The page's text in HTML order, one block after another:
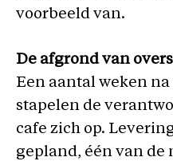
voorbeeld van.
De afgrond van
Een aantal weken
stapelen de
cafe zich op.
gepland, één van de